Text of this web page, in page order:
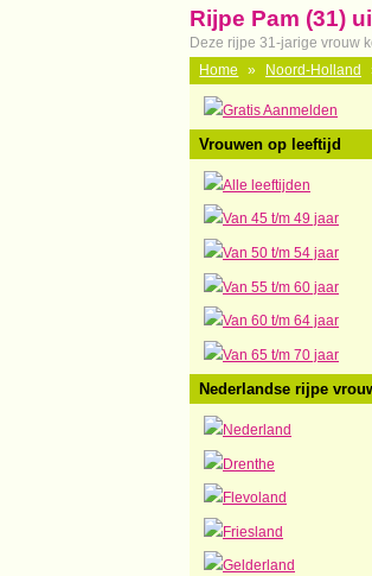
Rijpe Pam (31)
Deze rijpe 31-jarige vrouw
Home
» Noord-Holland
Gratis Aanmelden
Vrouwen op leeftijd
Alle leeftijden
Van 45 t/m 49 jaar
Van 50 t/m 54 jaar
Van 55 t/m 60 jaar
Van 60 t/m 64 jaar
Van 65 t/m 70 jaar
Nederlandse rijpe
Nederland
Drenthe
Flevoland
Friesland
Gelderland